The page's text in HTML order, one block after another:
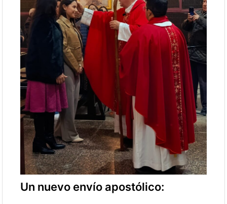
Un nuevo envío apostólico: